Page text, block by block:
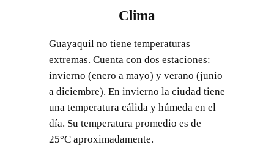
Clima
Guayaquil no tiene temperaturas
extremas. Cuenta con dos estaciones:
invierno (enero a mayo) y verano (junio
a diciembre). En invierno la ciudad tiene
una temperatura cálida y húmeda en el
día. Su temperatura promedio es de
25°C aproximadamente.